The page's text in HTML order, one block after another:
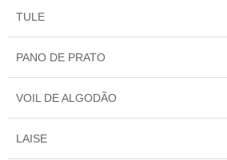
TULE
PANO DE PRATO
VOIL DE ALGODÃO
LAISE